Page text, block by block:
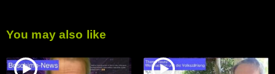
You may also like